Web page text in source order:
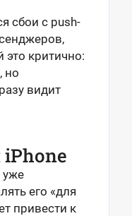
сбои с push-
это критично:
но
видит
уже
его «для
привести к